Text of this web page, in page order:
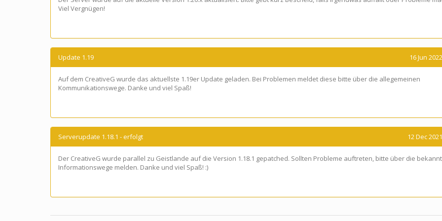
Viel Vergnügen!
Update 1.19 16 Jun
Auf dem CreativeG wurde das aktuellste 1.19er Update geladen. Bei Problemen meldet diese bitte über die allegemeinen
Kommunikationswege. Danke und viel Spaß!
Serverupdate 1.18.1 - erfolgt 12 Dec
Der CreativeG wurde parallel zu Geistlande auf die Version 1.18.1 gepatched. Sollten Probleme auftreten, bitte über die
Informationswege melden. Danke und viel Spaß! :)